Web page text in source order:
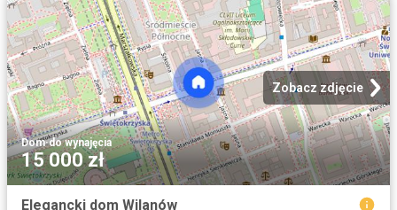
Zobacz zdjęcie
Dom·do wynajęcia
15 000 zł
Elegancki dom Wilanów